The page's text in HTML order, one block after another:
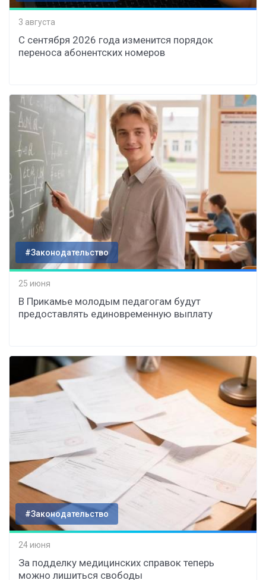
3 августа
С сентября 2026 года изменится порядок
переноса абонентских номеров
#Законодательство
25 июня
В Прикамье молодым педагогам будут
предоставлять единовременную выплату
#Законодательство
24 июня
За подделку медицинских справок теперь
можно лишиться свободы